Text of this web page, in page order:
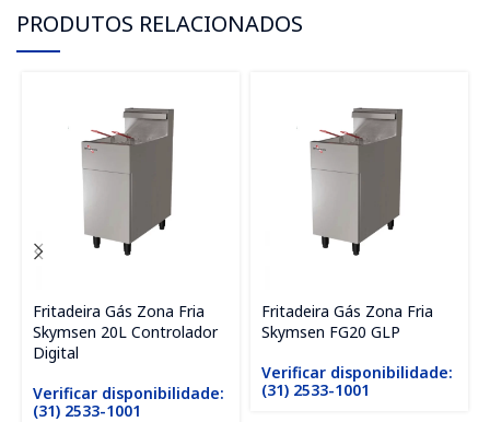
PRODUTOS RELACIONADOS
Fritadeira Gás Zona Fria
Skymsen 20L Controlador
Digital
Verificar disponibilidade:
(31) 2533-1001
Fritadeira Gás Zona Fria
Skymsen FG20 GLP
Verificar disponibilidade:
(31) 2533-1001